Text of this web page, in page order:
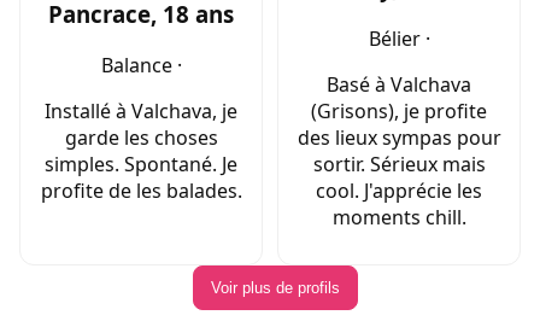
Pancrace, 18 ans
Balance ·
Installé à Valchava, je
garde les choses
simples. Spontané. Je
profite de les balades.
Bélier ·
Basé à Valchava
(Grisons), je profite
des lieux sympas pour
sortir. Sérieux mais
cool. J'apprécie les
moments chill.
Voir plus de profils